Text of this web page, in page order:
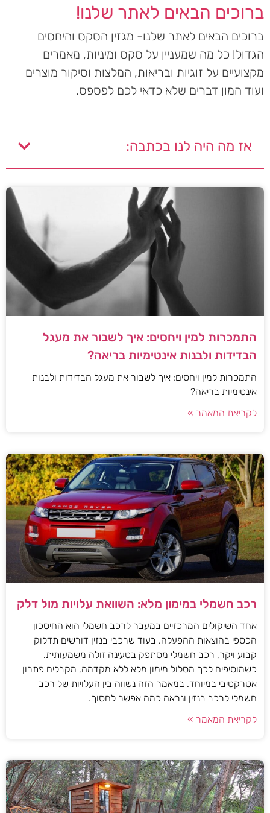
ברוכים הבאים לאתר שלנו!
ברוכים הבאים לאתר שלנו- מגזין הסקס והיחסים
הגדול! כל מה שמעניין על סקס ומיניות, מאמרים
מקצועיים על זוגיות ובריאות, המלצות וסיקור מוצרים
ועוד המון דברים שלא כדאי לכם לפספס.
אז מה היה לנו בכתבה:
התמכרות למין ויחסים: איך לשבור את מעגל
הבדידות ולבנות אינטימיות בריאה?
התמכרות למין ויחסים: איך לשבור את מעגל הבדידות ולבנות
אינטימיות בריאה?
לקריאת המאמר »
רכב חשמלי במימון מלא: השוואת עלויות מול דלק
אחד השיקולים המרכזיים במעבר לרכב חשמלי הוא החיסכון
הכספי בהוצאות ההפעלה. בעוד שרכבי בנזין דורשים תדלוק
קבוע ויקר, רכב חשמלי מסתפק בטעינה זולה משמעותית.
כשמוסיפים לכך מסלול מימון מלא ללא מקדמה, מקבלים פתרון
אטרקטיבי במיוחד. במאמר הזה נשווה בין העלויות של רכב
חשמלי לרכב בנזין ונראה כמה אפשר לחסוך.
לקריאת המאמר »